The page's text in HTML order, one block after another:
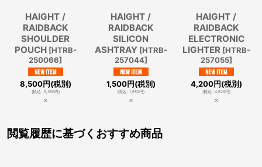
HAIGHT /
RAIDBACK
SHOULDER
POUCH [HTRB-
250066]
8,500円(税別)
(税込: 9,350円)
×
HAIGHT /
RAIDBACK
SILICON
ASHTRAY [HTRB-
257044]
1,500円(税別)
(税込: 1,650円)
×
HAIGHT /
RAIDBACK
ELECTRONIC
LIGHTER [HTRB-
257055]
4,200円(税別)
(税込: 4,620円)
×
閲覧履歴に基づくおすすめ商品